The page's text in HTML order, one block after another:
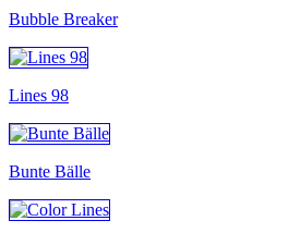
Bubble Breaker
Lines 98
Bunte Bälle